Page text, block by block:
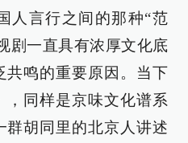
人言行之间的那种“范
剧一直具有浓厚文化底
共鸣的重要原因。当下
，同样是京味文化谱系
群胡同里的北京人讲述